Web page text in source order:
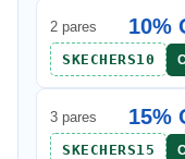
2 pares 10%
SKECHERS10
3 pares 15%
SKECHERS15